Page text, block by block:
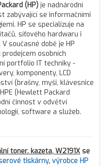
(HP) je nadnárodní
zabývající se informačními
HP se specializuje na
síťového hardwaru i
současné době je HP
osobních
portfolio IT techniky -
komponenty, LCD
(brašny, myši, klávesnice
(Hewlett Packard
činnost v odvětví
software a služeb.
toner. kazeta, W2191X se
tiskárny, výrobce HP